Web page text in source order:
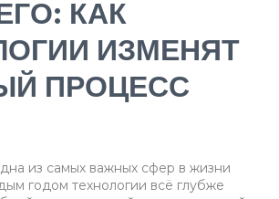
КАК
ИЗМЕНЯТ
ПРОЦЕСС
из самых важных сфер в жизни
годом технологии всё глубже